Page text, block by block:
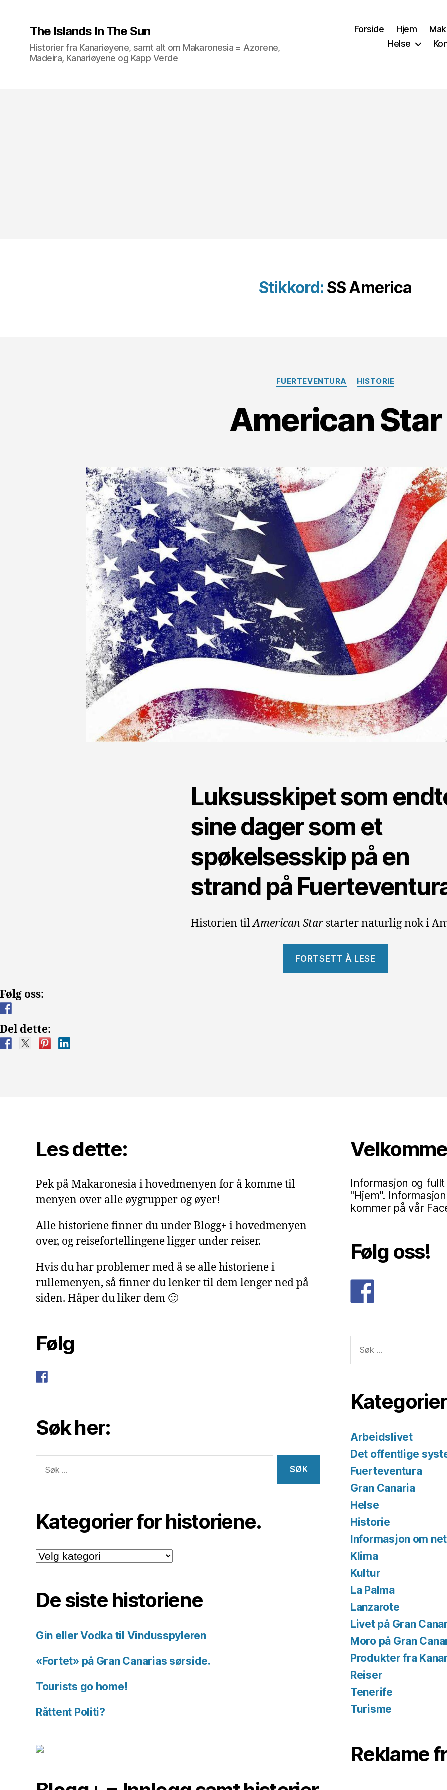
The Islands In The Sun
Historier fra Kanariøyene, samt alt om Makaronesia = Azorene,
Madeira, Kanariøyene og Kapp Verde
Forside Hjem
Helse
Stikkord: SS America
Kategorier
FUERTEVENTURA HISTORIE
American Star
Luksusskipet som
sine dager som et
spøkelsesskip på en
strand på
Historien tilAmerican Star starter naturlig nok i
FORTSETT Å LESE
Følg oss:
Del dette:
Les dette:
Pek på Makaronesia i hovedmenyen for å komme til
menyen over alle øygrupper og øyer!
Alle historiene finner du under Blogg+ i hovedmenyen
over, og reisefortellingene ligger under reiser.
Hvis du har problemer med å se alle historiene i
rullemenyen, så finner du lenker til dem lenger ned på
siden. Håper du liker dem 🙂
Følg
Søk her:
etter:
Kategorier for historiene.
Kategorier
for
De siste historiene
Gin eller Vodka til Vindusspyleren
«Fortet» på Gran Canarias sørside.
Tourists go home!
Råttent Politi?
Informasjon og
"Hjem".
kommer på vår
Følg oss!
etter:
Kategorier
Arbeidslivet
Det offentlige
Fuerteventura
Gran Canaria
Helse
Historie
Informasjon om
Klima
Kultur
La Palma
Lanzarote
Livet på Gran
Moro på Gran
Produkter fra
Reiser
Tenerife
Turisme
Reklame